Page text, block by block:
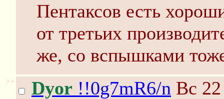
Пентаксов есть
от третьих
же, со вспышками
>> Dyor !!0g7mR6/n Вс